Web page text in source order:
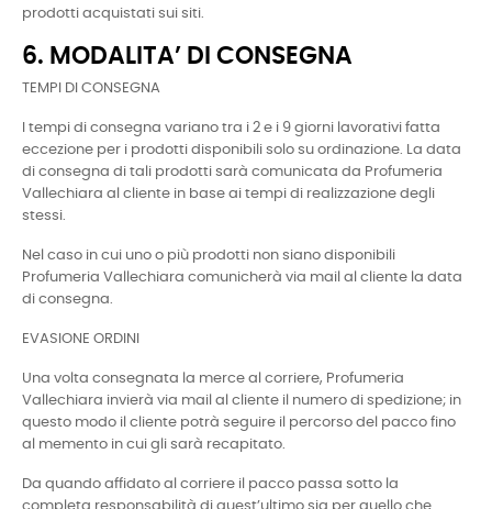
prodotti acquistati sui siti.
6. MODALITA’ DI CONSEGNA
TEMPI DI CONSEGNA
I tempi di consegna variano tra i 2 e i 9 giorni lavorativi fatta
eccezione per i prodotti disponibili solo su ordinazione. La data
di consegna di tali prodotti sarà comunicata da Profumeria
Vallechiara al cliente in base ai tempi di realizzazione degli
stessi.
Nel caso in cui uno o più prodotti non siano disponibili
Profumeria Vallechiara comunicherà via mail al cliente la data
di consegna.
EVASIONE ORDINI
Una volta consegnata la merce al corriere, Profumeria
Vallechiara invierà via mail al cliente il numero di spedizione; in
questo modo il cliente potrà seguire il percorso del pacco fino
al memento in cui gli sarà recapitato.
Da quando affidato al corriere il pacco passa sotto la